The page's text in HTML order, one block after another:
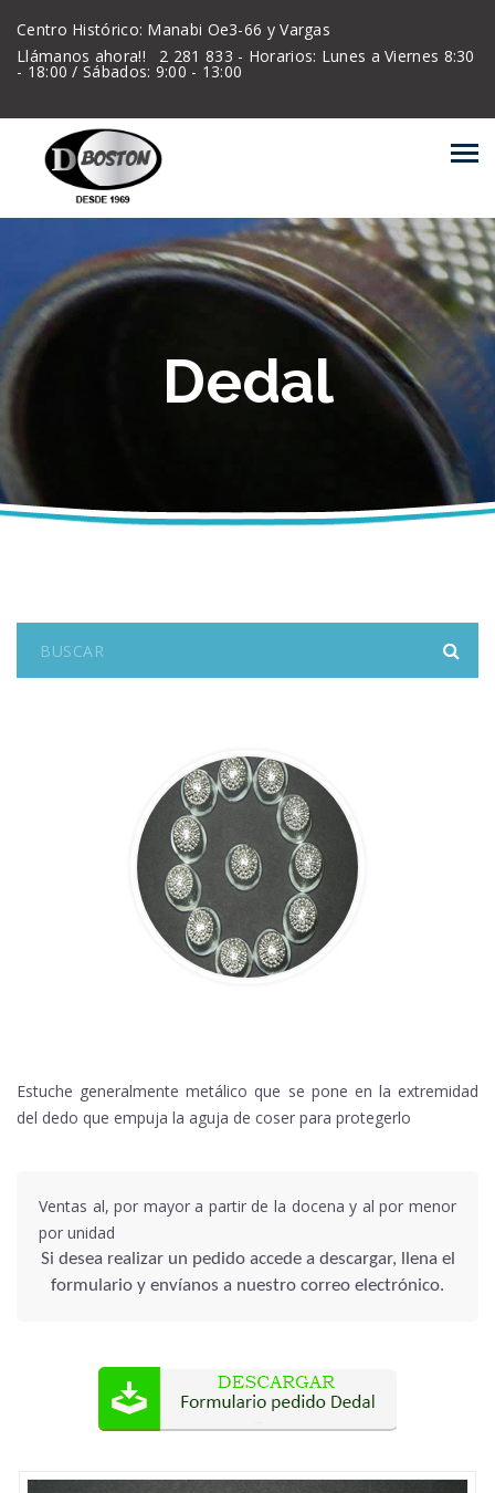
Centro Histórico: Manabi Oe3-66 y Vargas
Llámanos ahora!!
2 281 833 - Horarios: Lunes a Viernes 8:30
- 18:00 / Sábados: 9:00 - 13:00
Dedal
Estuche generalmente metálico que se pone en la extremidad
del dedo que empuja la aguja de coser para protegerlo
Ventas al, por mayor a partir de la docena y al por menor
por unidad
Si desea realizar un pedido accede a descargar, llena el
formulario y envíanos a nuestro correo electrónico.